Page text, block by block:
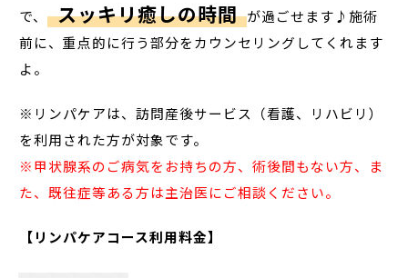
で、 スッキリ癒しの時間 が過ごせます♪施術
前に、重点的に行う部分をカウンセリングしてくれます
よ。
※リンパケアは、訪問産後サービス（看護、リハビリ）
を利用された方が対象です。
※甲状腺系のご病気をお持ちの方、術後間もない方、ま
た、既往症等ある方は主治医にご相談ください。
【リンパケアコース利用料金】